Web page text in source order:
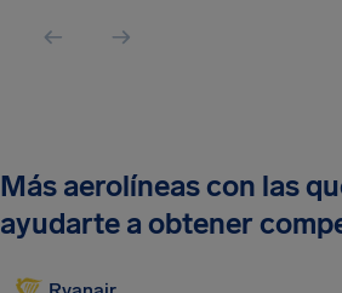
Más aerolíneas con las
ayudarte a obtener